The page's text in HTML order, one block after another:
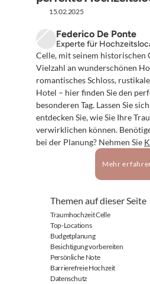
15.02.2025
Federico De Ponte
Experte für
Celle, mit seinem historischen
Vielzahl an wunderschönen
romantisches Schloss,
Hotel – hier finden Sie den
besonderen Tag. Lassen Sie
entdecken Sie, wie Sie Ihre
verwirklichen können.
bei der Planung? Nehmen Sie
Mehr
Themen auf dieser Seite
Traumhochzeit Celle
Top-Locations
Budgetplanung
Besichtigung vorbereiten
Persönliche Note
Barrierefreie Hochzeit
Datenschutz